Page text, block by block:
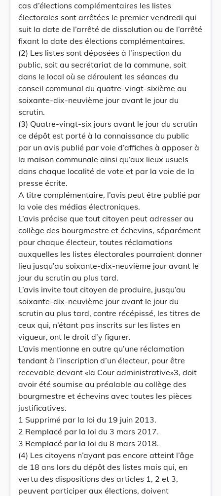
cas d’élections complémentaires les listes
électorales sont arrêtées le premier vendredi qui
suit la date de l’arrêté de dissolution ou de l’arrêté
fixant la date des élections complémentaires.
(2) Les listes sont déposées à l’inspection du
public, soit au secrétariat de la commune, soit
dans le local où se déroulent les séances du
conseil communal du quatre-vingt-sixième au
soixante-dix-neuvième jour avant le jour du
scrutin.
(3) Quatre-vingt-six jours avant le jour du scrutin
ce dépôt est porté à la connaissance du public
par un avis publié par voie d’affiches à apposer à
la maison communale ainsi qu’aux lieux usuels
dans chaque localité de vote et par la voie de la
presse écrite.
A titre complémentaire, l’avis peut être publié par
la voie des médias électroniques.
L’avis précise que tout citoyen peut adresser au
collège des bourgmestre et échevins, séparément
pour chaque électeur, toutes réclamations
auxquelles les listes électorales pourraient donner
lieu jusqu’au soixante-dix-neuvième jour avant le
jour du scrutin au plus tard.
L’avis invite tout citoyen de produire, jusqu’au
soixante-dix-neuvième jour avant le jour du
scrutin au plus tard, contre récépissé, les titres de
ceux qui, n’étant pas inscrits sur les listes en
vigueur, ont le droit d’y figurer.
L’avis mentionne en outre qu’une réclamation
tendant à l’inscription d’un électeur, pour être
recevable devant «la Cour administrative»3, doit
avoir été soumise au préalable au collège des
bourgmestre et échevins avec toutes les pièces
justificatives.
1 Supprimé par la loi du 19 juin 2013.
2 Remplacé par la loi du 3 mars 2017.
3 Remplacé par la loi du 8 mars 2018.
(4) Les citoyens n’ayant pas encore atteint l’âge
de 18 ans lors du dépôt des listes mais qui, en
vertu des dispositions des articles 1, 2 et 3,
peuvent participer aux élections, doivent